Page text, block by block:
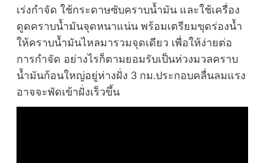
เร่งกำจัด ใช้กระดาษซับคราบน้ำมัน และใช้เครื่อง
ดูดคราบน้ำมันจุดหนาแน่น พร้อมเตรียมขุดร่องน้ำ
ให้คราบน้ำมันไหลมารวมจุดเดียว เพื่อให้ง่ายต่อ
การกำจัด อย่างไรก็ตามยอมรับเป็นห่วงมวลคราบ
น้ำมันก้อนใหญ่อยู่ห่างฝั่ง 3 กม.ประกอบคลื่นลมแรง
อาจจะพัดเข้าฝั่งเร็วขึ้น